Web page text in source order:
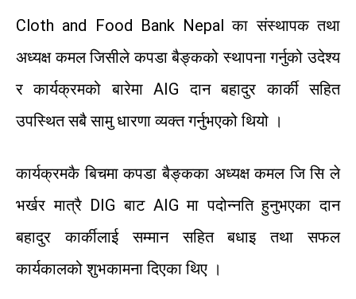
Cloth and Food Bank Nepalका संस्थापक तथा
अध्यक्ष कमल जिसीले कपडा बैङ्कको स्थापना गर्नुको उदेश्य
र कार्यक्रमकोबारेमाAIGदान बहादुर कार्की सहित
उपस्थित सबै सामु धारणा व्यक्त गर्नुभएको थियो ।
कार्यक्रमकै बिचमा कपडा बैङ्कका अध्यक्ष कमल जि सि ले
भर्खर मात्रैDIGबाटAIGमा पदोन्नति हुनुभएका दान
बहादुर
कार्कीलाईसम्मान सहित बधाइ तथा
सफल
कार्यकालको शुभकामना दिएका थिए ।